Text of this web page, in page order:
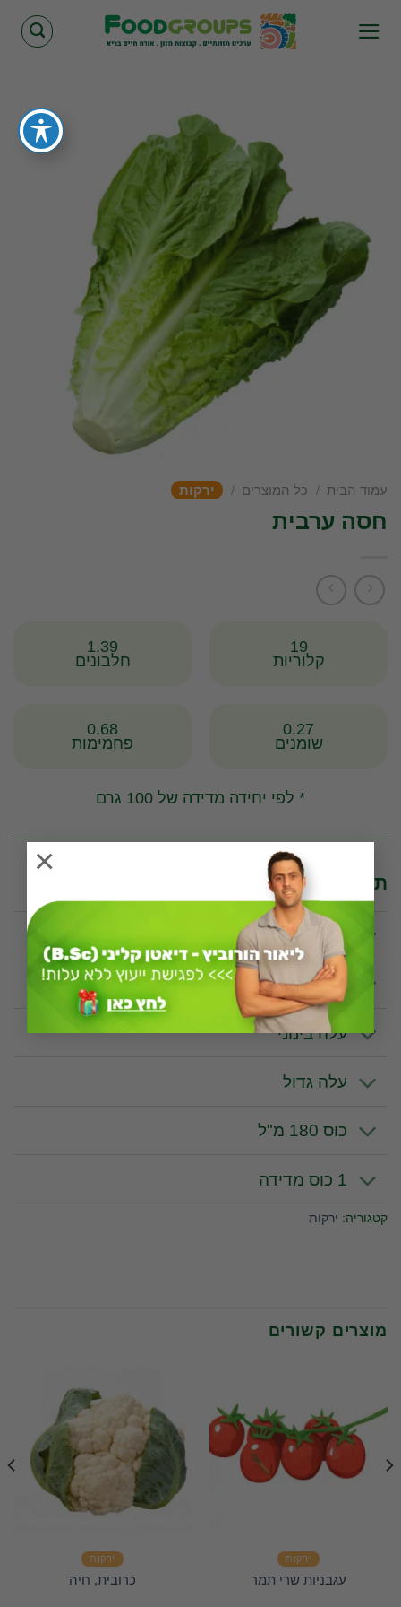
×
עמוד הבית / כל המוצרים / ירקות
חסה ערבית
19
קלוריות
1.39
חלבונים
0.27
שומנים
0.68
פחמימות
* לפי יחידה מדידה של 100 גרם
תכונות וערכים תזונתיים לפי יחידת מידה
100 גרם
עלה קטן
עלה בינוני
עלה גדול
כוס 180 מ"ל
1 כוס מדידה
קטגוריה: ירקות
מוצרים קשורים
ירקות
עגבניות שרי תמר
ירקות
כרובית, חיה